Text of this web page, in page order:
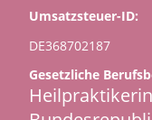
Umsatzsteuer-ID:
DE368702187
Gesetzliche